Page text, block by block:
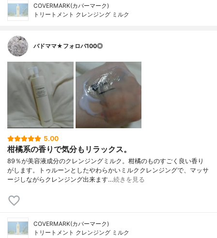
COVERMARK(カバーマーク)
トリートメント クレンジング ミルク
バドママ★フォロバ100◎
5.00
柑橘系の香りで気分もリラックス。
89％が美容液成分のクレンジングミルク。柑橘のものすごく良い香り
がします。トゥルーンとしたやわらかいミルククレンジングで、マッサ
ージしながらクレンジング出来ます…続きを見る
COVERMARK(カバーマーク)
トリートメント クレンジング ミルク